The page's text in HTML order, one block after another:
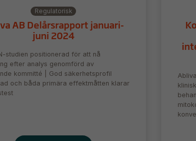
Regulatorisk
AB Delårsrapport januari-
juni 2024
studien positionerad för att nå
efter analys genomförd av
kommitté | God säkerhetsprofil
och båda primära effektmåtten klarar